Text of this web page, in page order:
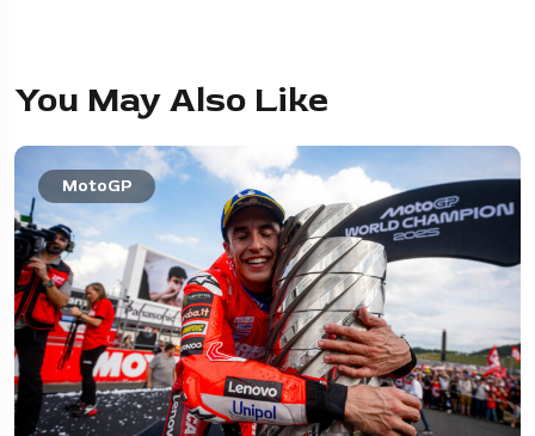
You May Also Like
MotoGP